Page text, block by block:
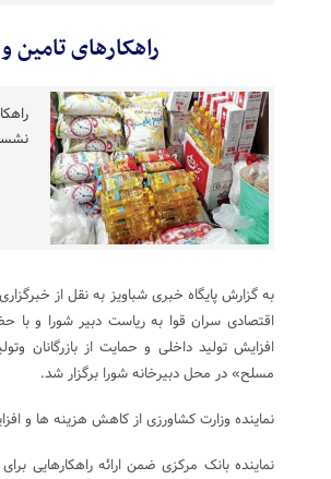
راهکارهای
به گزارش پایگاه خبری شباویز به نقل از
اقتصادی سران قوا به ریاست دبیر شورا و با
افزایش تولید داخلی و حمایت از بازرگانان
مسلح» در محل دبیرخانه شورا برگزار شد.
نماینده وزارت کشاورزی از کاهش هزینه ها و
نماینده بانک مرکزی ضمن ارائه راهکارهایی